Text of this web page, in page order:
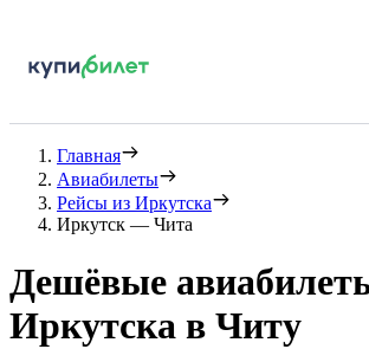
Главная
Авиабилеты
Рейсы из Иркутска
Иркутск — Чита
Дешёвые
Иркутска в Читу